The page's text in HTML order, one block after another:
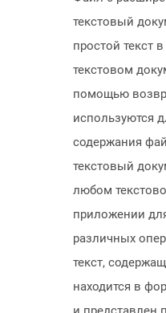
текстовый
простой текст
текстовом
помощью
используются
содержания
текстовый
любом
приложении
различных
текст,
находится в